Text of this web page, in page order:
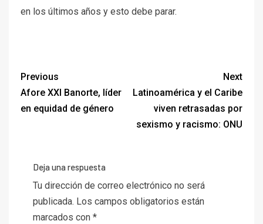
en los últimos años y esto debe parar.
Previous
Afore XXI Banorte, líder
en equidad de género
Next
Latinoamérica y el Caribe
viven retrasadas por
sexismo y racismo: ONU
Deja una respuesta
Tu dirección de correo electrónico no será
publicada. Los campos obligatorios están
marcados con *